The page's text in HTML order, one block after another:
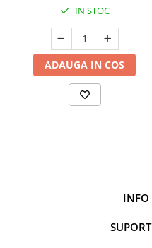
IN STOC
ADAUGA IN COS
INFO